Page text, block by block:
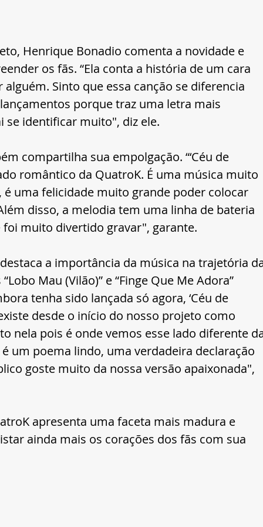
Henrique Bonadio comenta a novidade e
os fãs. “Ela conta a história de um cara
Sinto que essa canção se diferencia
porque traz uma letra mais
se identificar muito", diz ele.
compartilha sua empolgação. “‘Céu de
romântico da QuatroK. É uma música muito
é uma felicidade muito grande poder colocar
disso, a melodia tem uma linha de bateria
muito divertido gravar", garante.
a importância da música na trajetória
Mau (Vilão)” e “Finge Que Me Adora”
tenha sido lançada só agora, ‘Céu de
desde o início do nosso projeto como
nela pois é onde vemos esse lado diferente
um poema lindo, uma verdadeira declaração
goste muito da nossa versão apaixonada",
apresenta uma faceta mais madura e
ainda mais os corações dos fãs com sua